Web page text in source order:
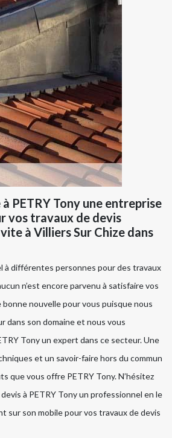
PETRY Tony une entreprise
vos travaux de devis
à Villiers Sur Chize dans
à différentes personnes pour des travaux
n’est encore parvenu à satisfaire vos
bonne nouvelle pour vous puisque nous
dans son domaine et nous vous
Tony un expert dans ce secteur. Une
et un savoir-faire hors du commun
que vous offre PETRY Tony. N’hésitez
à PETRY Tony un professionnel en le
sur son mobile pour vos travaux de devis